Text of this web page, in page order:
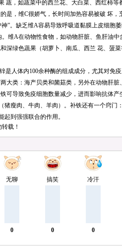
蔬，如蔬菜中的西兰花、大白菜、西红柿
是，维C很娇气，长时间加热容易被破 坏，
。缺乏维A容易导致呼吸道黏膜上皮细胞
维A在动物性食物，如动物肝脏、鱼肝油
深绿色蔬果（胡萝卜、南瓜、西兰 花、菠
人体内100余种酶的组成成分，尤其对免
大类：海产贝类和菌菇类，另外在动物肝
导致免疫细胞数量减少，进而影响抗体产
猪瘦肉、牛肉、羊肉）。补铁还有一个窍门
起到强强联合的作用。
无聊
0
搞笑
0
冷汗
0